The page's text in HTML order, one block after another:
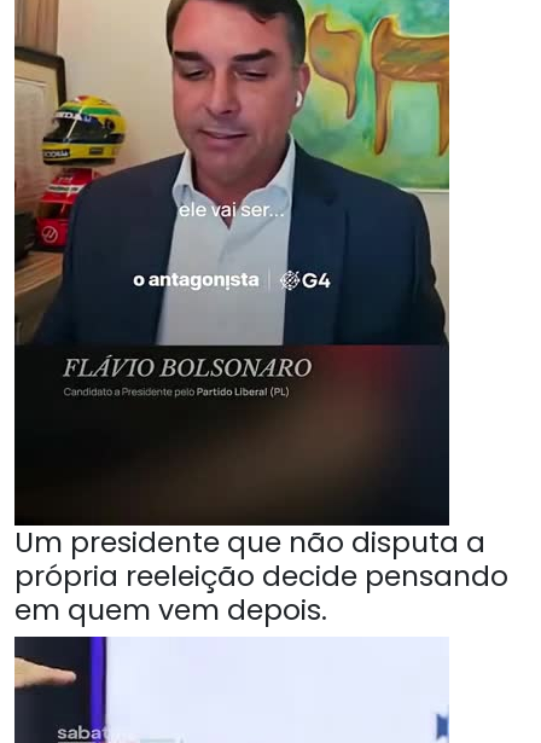
Um presidente que não disputa a
própria reeleição decide pensando
em quem vem depois.